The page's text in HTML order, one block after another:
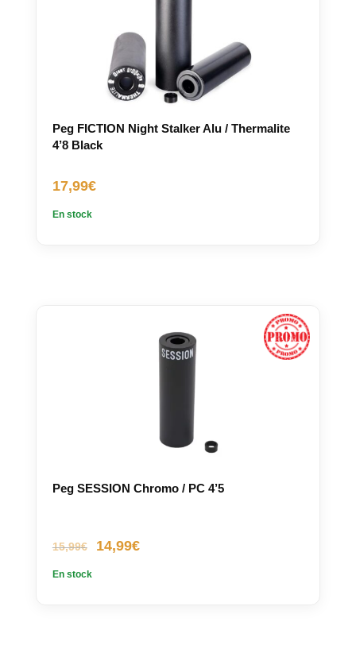
Peg FICTION Night Stalker Alu / Thermalite
4’8 Black
17,99€
En stock
Peg SESSION Chromo / PC 4’5
15,99€
Le
14,99€Le
En stock